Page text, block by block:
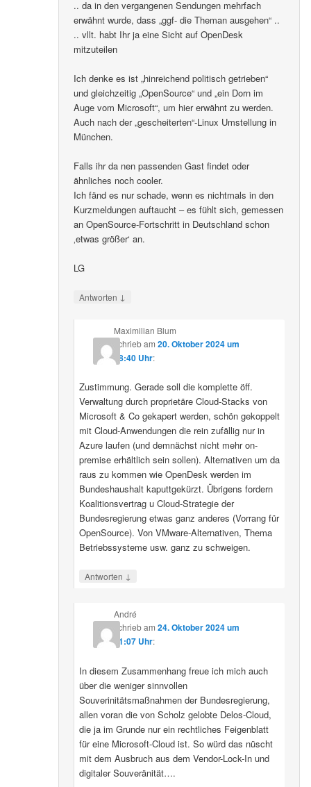
.. da in den vergangenen Sendungen mehrfach
erwähnt wurde, dass „ggf- die Theman ausgehen“ ..
.. vllt. habt Ihr ja eine Sicht auf OpenDesk
mitzuteilen
Ich denke es ist „hinreichend politisch getrieben“
und gleichzeitig „OpenSource“ und „ein Dorn im
Auge vom Microsoft“, um hier erwähnt zu werden.
Auch nach der „gescheiterten“-Linux Umstellung in
München.
Falls ihr da nen passenden Gast findet oder
ähnliches noch cooler.
Ich fänd es nur schade, wenn es nichtmals in den
Kurzmeldungen auftaucht – es fühlt sich, gemessen
an OpenSource-Fortschritt in Deutschland schon
‚etwas größer‘ an.
LG
Antworten ↓
Maximilian Blum
schriebam 20. Oktober 2024 um
08:40 Uhr:
Zustimmung. Gerade soll die komplette öff.
Verwaltung durch proprietäre Cloud-Stacks von
Microsoft & Co gekapert werden, schön gekoppelt
mit Cloud-Anwendungen die rein zufällig nur in
Azure laufen (und demnächst nicht mehr on-
premise erhältlich sein sollen). Alternativen um da
raus zu kommen wie OpenDesk werden im
Bundeshaushalt kaputtgekürzt. Übrigens fordern
Koalitionsvertrag u Cloud-Strategie der
Bundesregierung etwas ganz anderes (Vorrang für
OpenSource). Von VMware-Alternativen, Thema
Betriebssysteme usw. ganz zu schweigen.
Antworten ↓
André
schriebam 24. Oktober 2024 um
11:07 Uhr:
In diesem Zusammenhang freue ich mich auch
über die weniger sinnvollen
Souverinitätsmaßnahmen der Bundesregierung,
allen voran die von Scholz gelobte Delos-Cloud,
die ja im Grunde nur ein rechtliches Feigenblatt
für eine Microsoft-Cloud ist. So würd das nüscht
mit dem Ausbruch aus dem Vendor-Lock-In und
digitaler Souveränität….